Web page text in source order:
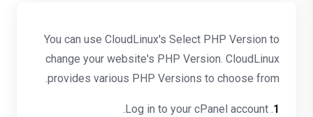
You can use CloudLinux's Select PHP Version to
change your website's PHP Version. CloudLinux
provides various PHP Versions to choose from.
1
. Log in to your cPanel account.